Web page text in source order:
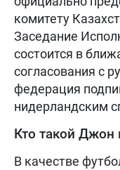
комитету
Заседание
состоится в
согласования с
федерация
нидерландским
Кто такой Джон
В качестве